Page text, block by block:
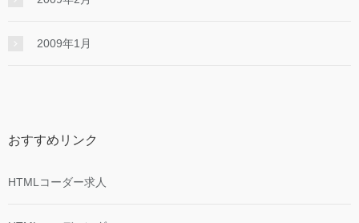
2009年1月
おすすめリンク
HTMLコーダー求人